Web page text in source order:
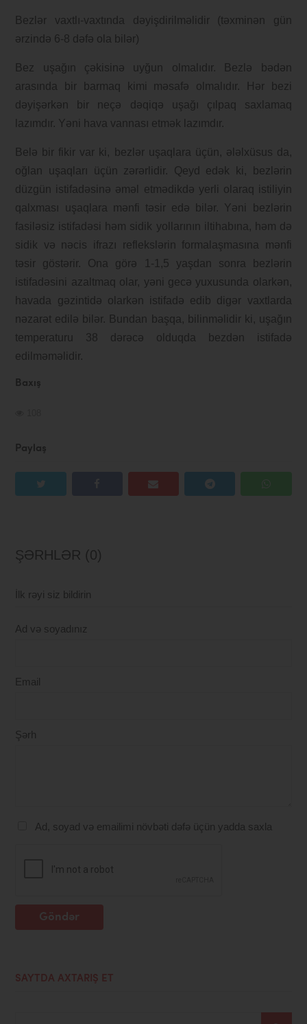
SAYTDA AXTARIŞ ET
Baxış
Paylaş
Bezlər vaxtlı-vaxtında dəyişdirilməlidir (təxminən gün
ərzində 6-8 dəfə ola bilər)
Bez uşağın çəkisinə uyğun olmalıdır. Bezlə bədən
arasında bir barmaq kimi məsafə olmalıdır. Hər bezi
dəyişərkən bir neçə dəqiqə uşağı çılpaq saxlamaq
lazımdır. Yəni hava vannası etmək lazımdır.
Belə bir fikir var ki, bezlər uşaqlara üçün, ələlxüsus da,
oğlan uşaqları üçün zərərlidir. Qeyd edək ki, bezlərin
düzgün istifadəsinə əməl etmədikdə yerli olaraq istiliyin
qalxması uşaqlara mənfi təsir edə bilər. Yəni bezlərin
fasiləsiz istifadəsi həm sidik yollarının iltihabına, həm də
sidik və nəcis ifrazı reflekslərin formalaşmasına mənfi
təsir göstərir. Ona görə 1-1,5 yaşdan sonra bezlərin
istifadəsini azaltmaq olar, yəni gecə yuxusunda olarkən,
havada gəzintidə olarkən istifadə edib digər vaxtlarda
nəzarət edilə bilər. Bundan başqa, bilinməlidir ki, uşağın
temperaturu 38 dərəcə olduqda bezdən istifadə
edilməməlidir.
ŞƏRHLƏR (0)
İlk rəyi siz bildirin
Ad və soyadınız
Email
Şərh
Ad, soyad və emailimi növbəti dəfə üçün yadda saxla
Göndər